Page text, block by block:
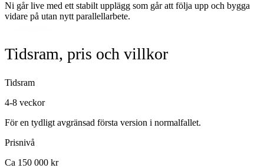
Ni går live med ett stabilt upplägg som går att följa upp och bygga
vidare på utan nytt parallellarbete.
Tidsram, pris och villkor
Tidsram
4-8 veckor
För en tydligt avgränsad första version i normalfallet.
Prisnivå
Ca 150 000 kr